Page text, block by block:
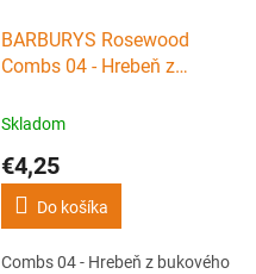
BARBURYS Rosewood
Combs 04 - Hrebeň z
Skladom
€4,25
Do košíka
Combs 04 - Hrebeň z bukového